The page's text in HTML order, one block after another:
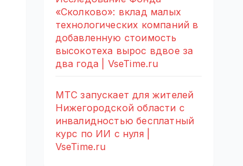
«Сколково»: вклад малых
технологических компаний в
добавленную стоимость
высокотеха вырос вдвое за
два года | VseTime.ru
МТС запускает для жителей
Нижегородской области с
инвалидностью бесплатный
курс по ИИ с нуля |
VseTime.ru